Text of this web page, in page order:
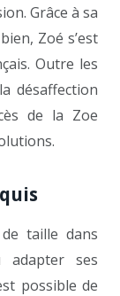
Grâce à sa
Zoé s’est
Outre les
désaffection
de la Zoe
taille dans
adapter ses
possible de